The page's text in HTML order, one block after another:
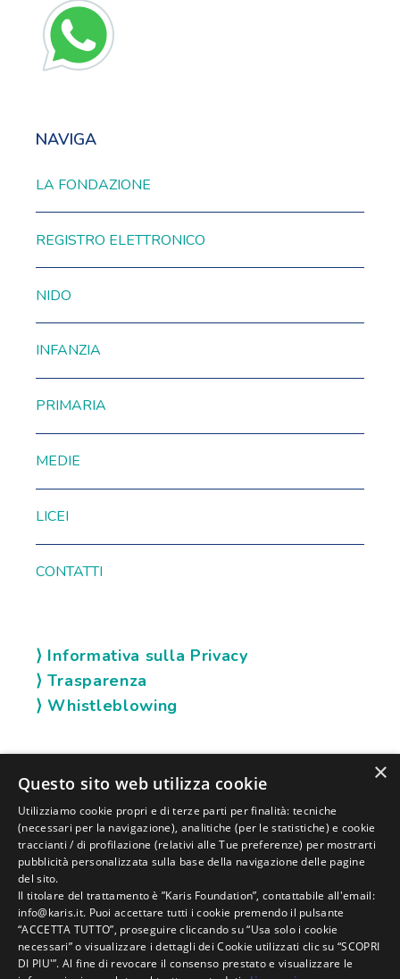
NAVIGA
LA FONDAZIONE
REGISTRO ELETTRONICO
NIDO
INFANZIA
PRIMARIA
MEDIE
LICEI
CONTATTI
⟩ Informativa sulla Privacy
⟩ Trasparenza
⟩ Whistleblowing
SOCIAL KARIS ×
Questo sito web utilizza cookie
Utilizziamo cookie propri e di terze parti per finalità: tecniche
(necessari per la navigazione), analitiche (per le statistiche) e cookie
traccianti / di profilazione (relativi alle Tue preferenze) per mostrarti
pubblicità personalizzata sulla base della navigazione delle pagine
del sito.
Il titolare del trattamento è ”Karis Foundation”, contattabile all'email:
info@karis.it. Puoi accettare tutti i cookie premendo il pulsante
“ACCETTA TUTTO”, proseguire cliccando su “Usa solo i cookie
necessari” o visualizzare i dettagli dei Cookie utilizzati clic su “SCOPRI
DI PIU'”. Al fine di revocare il consenso prestato e visualizzare le